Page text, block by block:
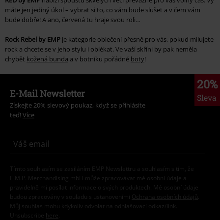
máte jen jediný úkol – vybrat si to, co vám bude slušet a v čem vám
bude dobře! A ano, červená tu hraje svou roli…
Rock Rebel by EMP je kategorie oblečení přesně pro vás, pokud milujete
rock a chcete se v jeho stylu i oblékat. Ve vaší skříni by pak neměla
chybět kožená bunda a v botníku pořádné boty!
20%
Sleva
E-Mail Newsletter
Získejte 20% slevový poukaz, když se přihlásíte
teď! Více
Tímto souhlasím se zasíláním EMP Newslettru a souhlasím s tím, že
E.M.P. Merchandising mbH může zpracovávat mé osobní údaje a
pravidelně mi posílat informace o svých produktech. Mé osobní údaje
budou zpracovány v souladu s ustanoveními
Ochrana osobních údajů
Můj souhlas mohu kdykoliv odvolat na odhlašovací odkaz/link.
Unsubscribe here